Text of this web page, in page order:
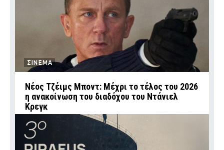
ΣΙΝΕΜΑ
Νέος Τζέιμς Μποντ: Μέχρι το τέλος του 2026
η ανακοίνωση του διαδόχου του Ντάνιελ
Κρεγκ